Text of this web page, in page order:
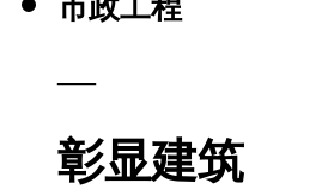
市政工程
—
彰显建筑